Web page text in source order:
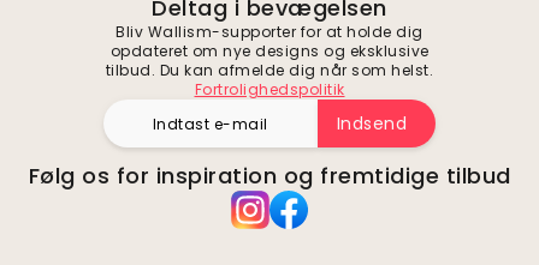
Deltag i bevægelsen
Bliv Wallism-supporter for at holde dig
opdateret om nye designs og eksklusive
tilbud. Du kan afmelde dig når som helst.
Fortrolighedspolitik
Indsend
Følg os for inspiration og fremtidige tilbud